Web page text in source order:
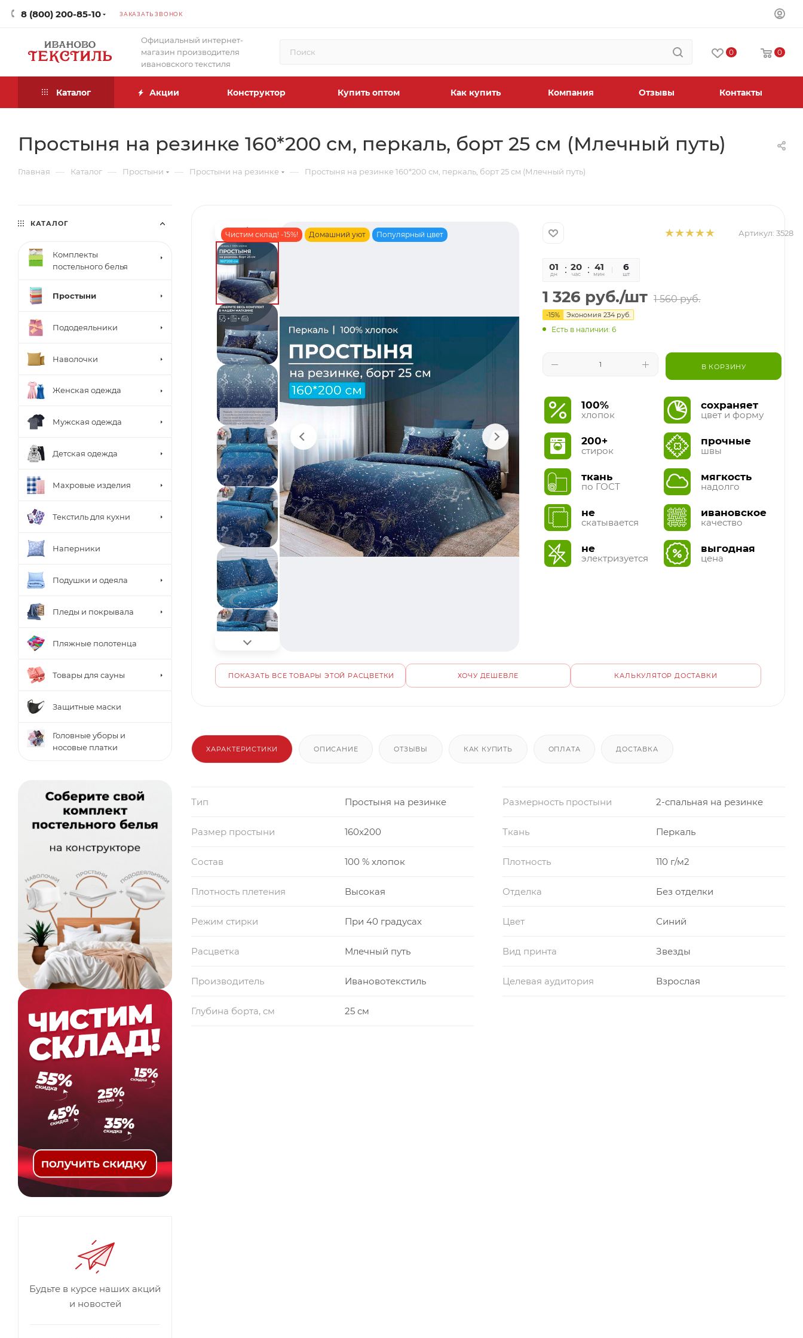
8 (800) 200-85-10 ЗАКАЗАТЬ ЗВОНОК
Официальный интернет-
магазин производителя
ивановского текстиля
0 0
Каталог Акции Конструктор Купить оптом Как купить Компания Отзывы Контакты
Простыня на резинке 160*200 см, перкаль, борт 25 см (Млечный путь)
Главная — Каталог — Простыни — Простыни на резинке — Простыня на резинке 160*200 см, перкаль, борт 25 см (Млечный путь)
Чистим склад! -15%! Домашний уют Популярный цвет Артикул: 3528
01
дн
20
час
41
мин
24
сек
6
шт
1 326 руб./шт 1 560руб.
-15% Экономия234 руб.
Есть в наличии: 6
В КОРЗИНУ
100%
хлопок
200+
стирок
ткань
по ГОСТ
не
скатывается
не
электризуется
сохраняет
цвет и форму
прочные
швы
мягкость
надолго
ивановское
качество
выгодная
цена
ПОКАЗАТЬ ВСЕ ТОВАРЫ ЭТОЙ РАСЦВЕТКИ ХОЧУ ДЕШЕВЛЕ КАЛЬКУЛЯТОР ДОСТАВКИ
ХАРАКТЕРИСТИКИ ОПИСАНИЕ ОТЗЫВЫ КАК КУПИТЬ ОПЛАТА ДОСТАВКА
Тип Простыня на резинке Размерность простыни 2-спальная на резинке
Размер простыни 160x200 Ткань Перкаль
Состав 100 % хлопок Плотность 110 г/м2
Плотность плетения Высокая Отделка Без отделки
Режим стирки При 40 градусах Цвет Синий
Расцветка Млечный путь Вид принта Звезды
Производитель Ивановотекстиль Целевая аудитория Взрослая
Глубина борта, см 25 см
КАТАЛОГ
Комплекты
постельного белья
Простыни
Пододеяльники
Наволочки
Женская одежда
Мужская одежда
Детская одежда
Махровые изделия
Текстиль для кухни
Наперники
Подушки и одеяла
Пледы и покрывала
Пляжные полотенца
Товары для сауны
Защитные маски
Головные уборы и
носовые платки
Будьте в курсе наших акций
и новостей